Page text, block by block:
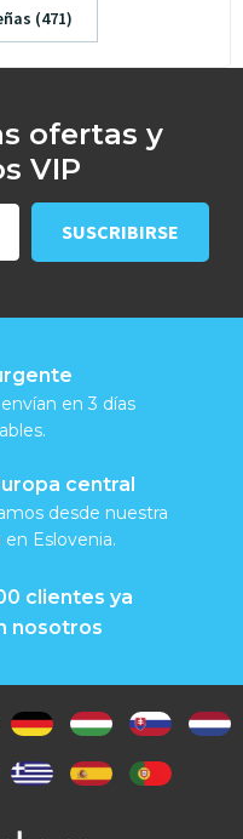
(471)
ofertas y
VIP
en 3 días
central
desde nuestra
Eslovenia.
clientes ya
nosotros